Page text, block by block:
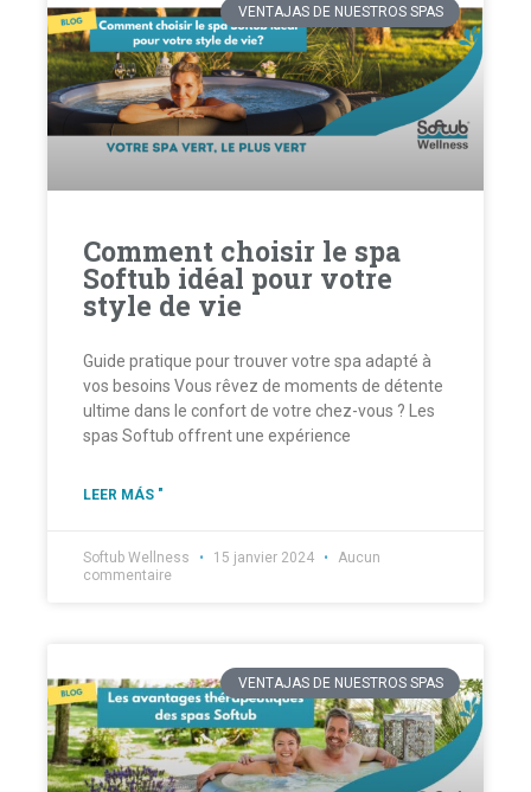
VENTAJAS DE NUESTROS SPAS
Comment choisir le spa
Softub idéal pour votre
style de vie
Guide pratique pour trouver votre spa adapté à
vos besoins Vous rêvez de moments de détente
ultime dans le confort de votre chez-vous ? Les
spas Softub offrent une expérience
LEER MÁS "
Softub Wellness 15 janvier 2024
Aucun
commentaire
VENTAJAS DE NUESTROS SPAS